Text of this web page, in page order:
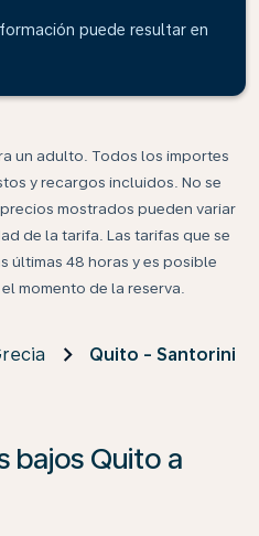
puede resultar en
un adulto. Todos los importes
y recargos incluidos. No se
mostrados pueden variar
de la tarifa. Las tarifas que se
últimas 48 horas y es posible
momento de la reserva.
Quito - Santorini
bajos Quito a
haga clic en ‘Buscar